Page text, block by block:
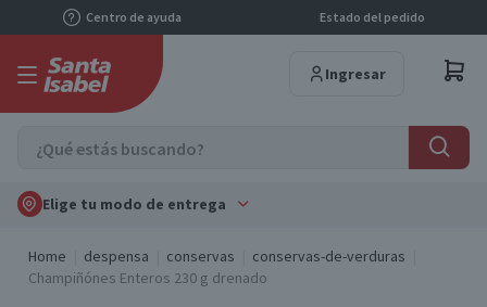
Centro de ayuda Estado del pedido
Ingresar
Elige tu modo de entrega
Home despensa conservas
conservas-de-verduras
Champiñónes Enteros 230 g drenado